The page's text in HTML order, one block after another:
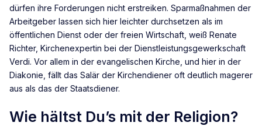
dürfen ihre Forderungen nicht erstreiken. Sparmaßnahmen der
Arbeitgeber lassen sich hier leichter durchsetzen als im
öffentlichen Dienst oder der freien Wirtschaft, weiß Renate
Richter, Kirchenexpertin bei der Dienstleistungsgewerkschaft
Verdi. Vor allem in der evangelischen Kirche, und hier in der
Diakonie, fällt das Salär der Kirchendiener oft deutlich magerer
aus als das der Staatsdiener.
Wie hältst Du’s mit der Religion?